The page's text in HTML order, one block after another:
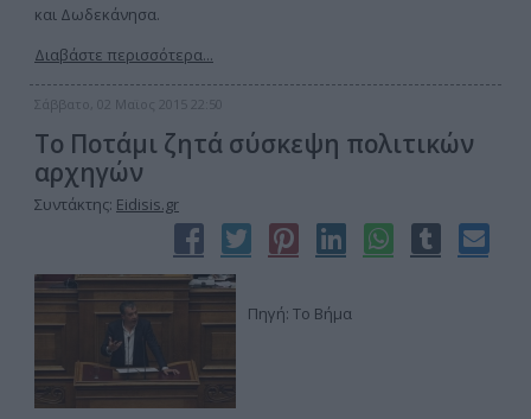
και Δωδεκάνησα.
Διαβάστε περισσότερα...
Σάββατο, 02 Μαϊος 2015 22:50
Το Ποτάμι ζητά σύσκεψη πολιτικών
αρχηγών
Συντάκτης: Eidisis.gr
Πηγή: Το Βήμα